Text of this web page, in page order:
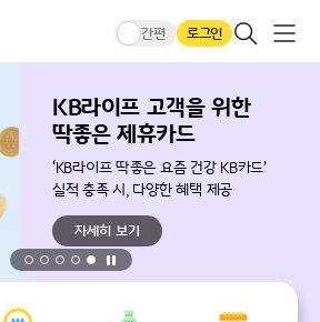
큰글씨모드
간편 로그인 검색 레이어
전체
을 위한
건강 KB카드’
제공
정지